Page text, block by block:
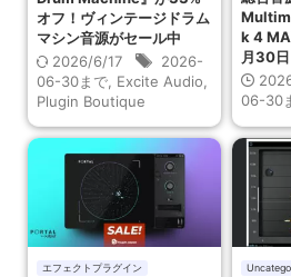
オフ！ヴィンテージドラム
マシン音源がセール中
2026/6/17
2026-
06-30まで Excite Audio
Plugin Boutique
k 4
月30日
06-30
エフェクトプラグイン